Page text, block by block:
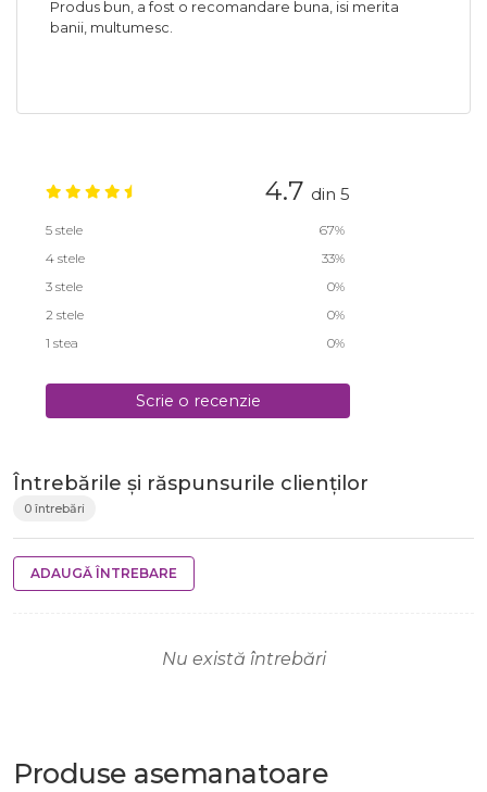
Produs bun, a fost o recomandare buna, isi merita
banii, multumesc.
4.7 din 5
5 stele
67%
4 stele
33%
3 stele
0%
2 stele
0%
1 stea
0%
Scrie o recenzie
Întrebările și răspunsurile clienților
0 întrebări
ADAUGĂ ÎNTREBARE
Nu există întrebări
Produse asemanatoare